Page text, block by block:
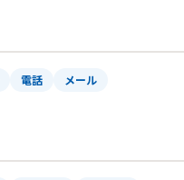
電話 メール